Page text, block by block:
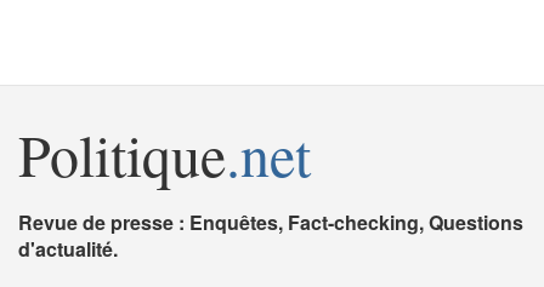
Politique.net
Revue de presse : Enquêtes, Fact-checking, Questions
d'actualité.